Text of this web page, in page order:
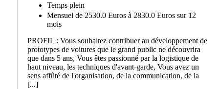
Temps plein
Mensuel de 2530.0 Euros à 2830.0 Euros sur 12
mois
PROFIL : Vous souhaitez contribuer au développement de
prototypes de voitures que le grand public ne découvrira
que dans 5 ans, Vous êtes passionné par la logistique de
haut niveau, les techniques d'avant-garde, Vous avez un
sens affûté de l'organisation, de la communication, de la
[...]